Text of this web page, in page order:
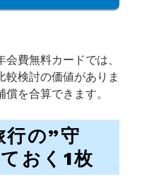
費無料カードでは、
較検討の価値がありま
を合算できます。
行の”守
おく1枚